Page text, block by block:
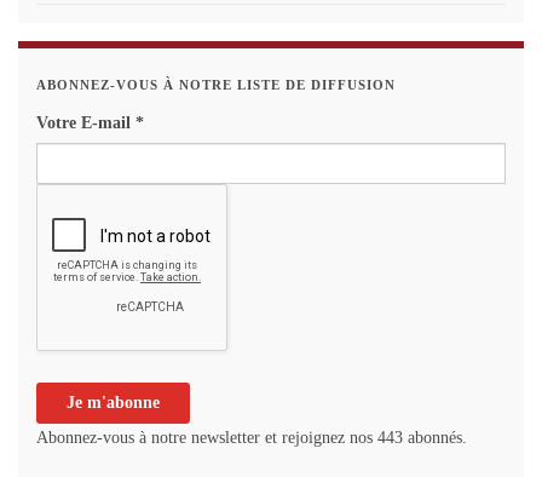
ABONNEZ-VOUS À NOTRE LISTE DE DIFFUSION
Votre E-mail *
Abonnez-vous à notre newsletter et rejoignez nos 443 abonnés.